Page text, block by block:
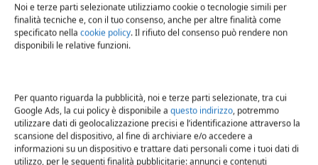
Noi e terze parti selezionate utilizziamo cookie o tecnologie simili per
finalità tecniche e, con il tuo consenso, anche per altre finalità come
specificato nella cookie policy. Il rifiuto del consenso può rendere non
disponibili le relative funzioni.
Per quanto riguarda la pubblicità, noi e terze parti selezionate, tra cui
Google Ads, la cui policy è disponibile a questo indirizzo, potremmo
utilizzare dati di geolocalizzazione precisi e l’identificazione attraverso la
scansione del dispositivo, al fine di archiviare e/o accedere a
informazioni su un dispositivo e trattare dati personali come i tuoi dati di
utilizzo, per le seguenti finalità pubblicitarie: annunci e contenuti
GHD Gold Professional Styler
Asciugacapelli Imetec
Imetec 1761F